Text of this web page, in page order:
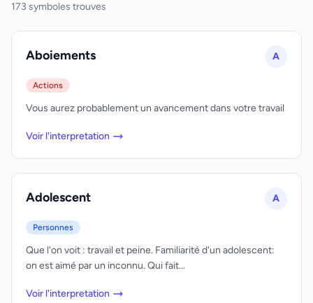
173 symboles trouves
Aboiements A
Actions
Vous aurez probablement un avancement dans votre travail
Voir l'interpretation
Adolescent A
Personnes
Que l'on voit : travail et peine. Familiarité d'un adolescent:
on est aimé par un inconnu. Qui fait...
Voir l'interpretation